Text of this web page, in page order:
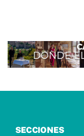
SECCIONES